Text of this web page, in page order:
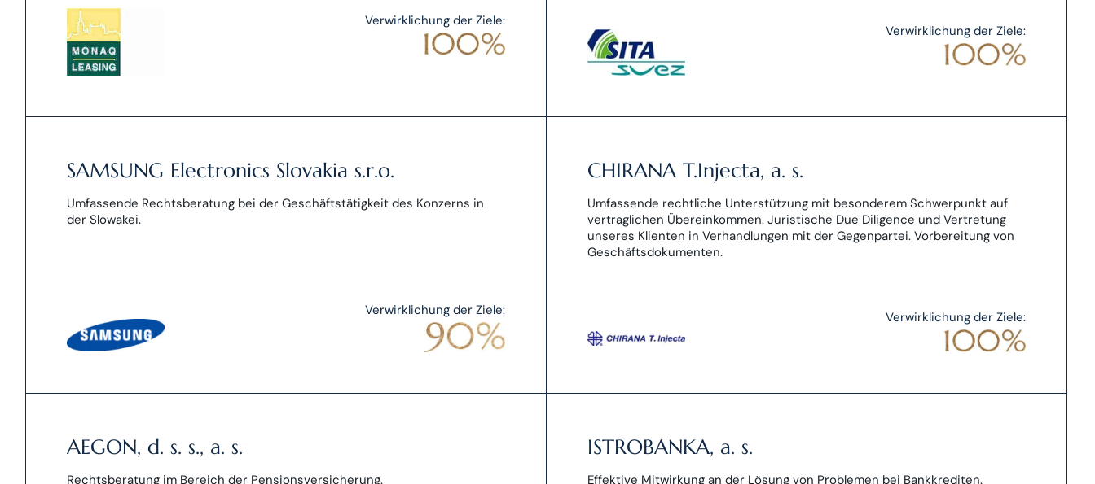
Verwirklichung der Ziele:
Verwirklichung der Ziele:
SAMSUNG Electronics Slovakia s.r.o.
Umfassende Rechtsberatung bei der Geschäftstätigkeit des Konzerns in
der Slowakei.
Verwirklichung der Ziele:
CHIRANA T.Injecta, a. s.
Umfassende rechtliche Unterstützung mit besonderem Schwerpunkt auf
vertraglichen Übereinkommen. Juristische Due Diligence und Vertretung
unseres Klienten in Verhandlungen mit der Gegenpartei. Vorbereitung von
Geschäftsdokumenten.
Verwirklichung der Ziele:
AEGON, d. s. s., a. s.
Rechtsberatung im Bereich der Pensionsversicherung.
ISTROBANKA, a. s.
Effektive Mitwirkung an der Lösung von Problemen bei Bankkrediten.